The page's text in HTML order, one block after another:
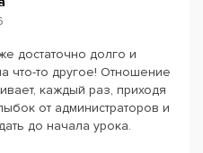
достаточно долго и
что-то другое! Отношение
каждый раз, приходя
от администраторов и
до начала урока.